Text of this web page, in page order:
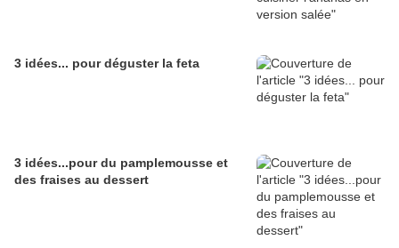
3 idées... pour déguster la feta
3 idées...pour du pamplemousse et
des fraises au dessert